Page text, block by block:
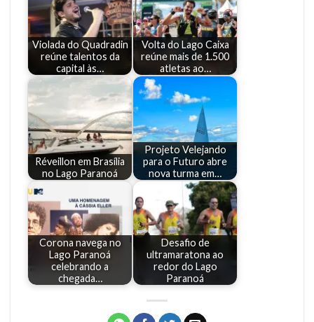
Violada do Quadradin
reúne talentos da
capital às…
Volta do Lago Caixa
reúne mais de 1.500
atletas ao…
Réveillon em Brasília
no Lago Paranoá
Projeto Velejando
para o Futuro abre
nova turma em…
Corona navega no
Lago Paranoá
celebrando a
chegada…
Desafio de
ultramaratona ao
redor do Lago
Paranoá